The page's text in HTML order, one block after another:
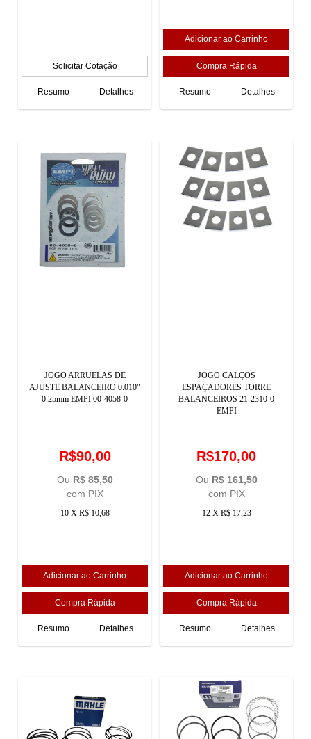
Resumo Detalhes Resumo Detalhes
JOGO ARRUELAS DE
AJUSTE BALANCEIRO 0.010"
0.25mm EMPI 00-4058-0
R$90,00
Ou R$ 85,50
com PIX
10 X R$ 10,68
Resumo Detalhes
JOGO CALÇOS
ESPAÇADORES TORRE
BALANCEIROS 21-2310-0
EMPI
R$170,00
Ou R$ 161,50
com PIX
12 X R$ 17,23
Resumo Detalhes